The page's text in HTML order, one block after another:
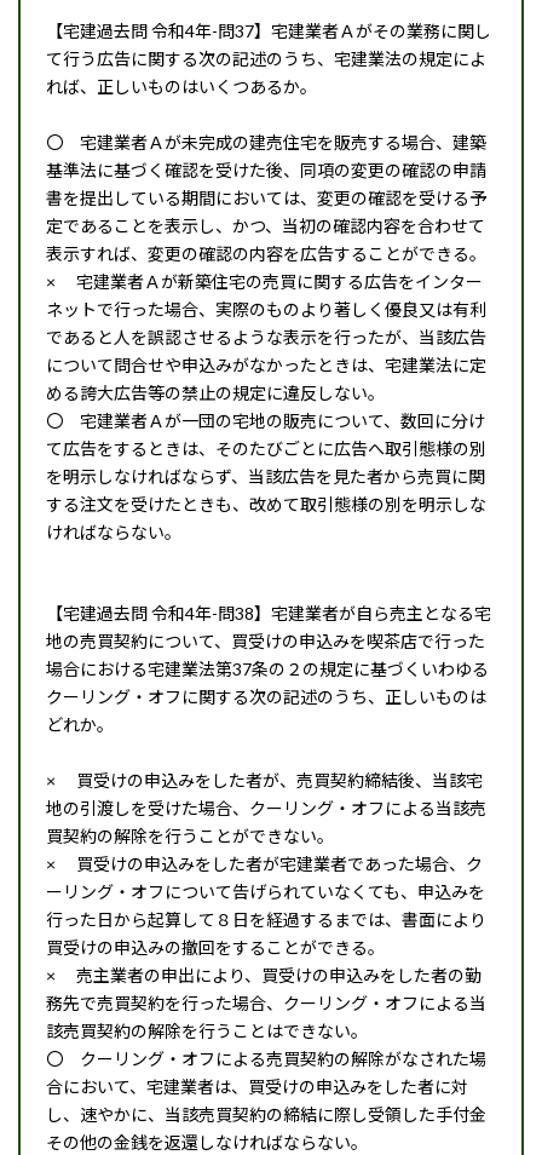
【宅建過去問 令和4年-問37】宅建業者Ａがその業務に関し
て行う広告に関する次の記述のうち、宅建業法の規定によ
れば、正しいものはいくつあるか。
〇 宅建業者Ａが未完成の建売住宅を販売する場合、建築
基準法に基づく確認を受けた後、同項の変更の確認の申請
書を提出している期間においては、変更の確認を受ける予
定であることを表示し、かつ、当初の確認内容を合わせて
表示すれば、変更の確認の内容を広告することができる。
× 宅建業者Ａが新築住宅の売買に関する広告をインター
ネットで行った場合、実際のものより著しく優良又は有利
であると人を誤認させるような表示を行ったが、当該広告
について問合せや申込みがなかったときは、宅建業法に定
める誇大広告等の禁止の規定に違反しない。
〇 宅建業者Ａが一団の宅地の販売について、数回に分け
て広告をするときは、そのたびごとに広告へ取引態様の別
を明示しなければならず、当該広告を見た者から売買に関
する注文を受けたときも、改めて取引態様の別を明示しな
ければならない。
【宅建過去問 令和4年-問38】宅建業者が自ら売主となる宅
地の売買契約について、買受けの申込みを喫茶店で行った
場合における宅建業法第37条の２の規定に基づくいわゆる
クーリング・オフに関する次の記述のうち、正しいものは
どれか。
× 買受けの申込みをした者が、売買契約締結後、当該宅
地の引渡しを受けた場合、クーリング・オフによる当該売
買契約の解除を行うことができない。
× 買受けの申込みをした者が宅建業者であった場合、ク
ーリング・オフについて告げられていなくても、申込みを
行った日から起算して８日を経過するまでは、書面により
買受けの申込みの撤回をすることができる。
× 売主業者の申出により、買受けの申込みをした者の勤
務先で売買契約を行った場合、クーリング・オフによる当
該売買契約の解除を行うことはできない。
〇 クーリング・オフによる売買契約の解除がなされた場
合において、宅建業者は、買受けの申込みをした者に対
し、速やかに、当該売買契約の締結に際し受領した手付金
その他の金銭を返還しなければならない。